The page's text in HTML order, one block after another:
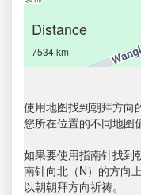
Distance
7534 km
使用地图找到朝拜方向
您所在位置的不同地图
如果要使用指南针找到
南针向北（N）的方向
以朝朝拜方向祈祷。